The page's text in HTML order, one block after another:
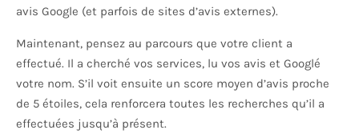
avis Google (et parfois de sites d’avis externes).
Maintenant, pensez au parcours que votre client a
effectué. Il a cherché vos services, lu vos avis et Googlé
votre nom. S’il voit ensuite un score moyen d’avis proche
de 5 étoiles, cela renforcera toutes les recherches qu’il a
effectuées jusqu’à présent.